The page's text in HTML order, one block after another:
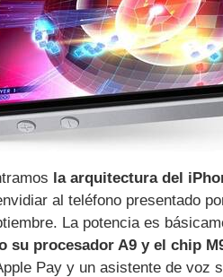
la arquitectura del
al teléfono presentado
La potencia es
su procesador A9 y el chip
Pay y un asistente de voz